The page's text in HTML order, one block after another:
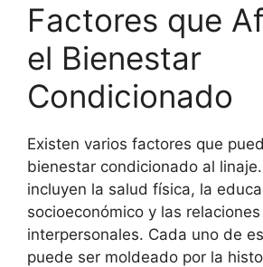
Factores que
el Bienestar
Condicionado
Existen varios factores que
bienestar condicionado al
incluyen la salud física, la
socioeconómico y las relaciones
interpersonales. Cada uno de
puede ser moldeado por la